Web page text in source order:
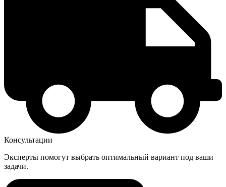
Консультации
Эксперты помогут выбрать оптимальный вариант под ваши
задачи.